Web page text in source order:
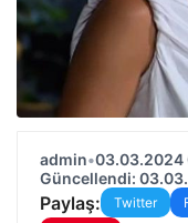
admin•03.03.2024
Güncellendi:
Paylaş: Twitter